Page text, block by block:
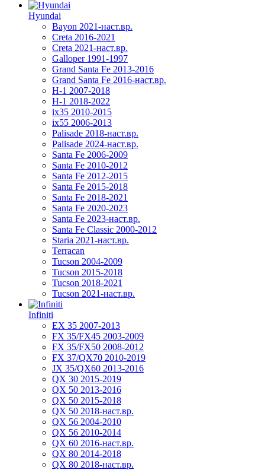
Hyundai
Bayon 2021-наст.вр.
Creta 2016-2021
Creta 2021-наст.вр.
Galloper 1991-1997
Grand Santa Fe 2013-2016
Grand Santa Fe 2016-наст.вр.
H-1 2007-2018
H-1 2018-2022
ix35 2010-2015
ix55 2006-2013
Palisade 2018-наст.вр.
Palisade 2024-наст.вр.
Santa Fe 2006-2009
Santa Fe 2010-2012
Santa Fe 2012-2015
Santa Fe 2015-2018
Santa Fe 2018-2021
Santa Fe 2020-2023
Santa Fe 2023-наст.вр.
Santa Fe Classic 2000-2012
Staria 2021-наст.вр.
Terracan
Tucson 2004-2009
Tucson 2015-2018
Tucson 2018-2021
Tucson 2021-наст.вр.
Infiniti
EX 35 2007-2013
FX 35/FX45 2003-2009
FX 35/FX50 2008-2012
FX 37/QX70 2010-2019
JX 35/QX60 2013-2016
QX 30 2015-2019
QX 50 2013-2016
QX 50 2015-2018
QX 50 2018-наст.вр.
QX 56 2004-2010
QX 56 2010-2014
QX 60 2016-наст.вр.
QX 80 2014-2018
QX 80 2018-наст.вр.